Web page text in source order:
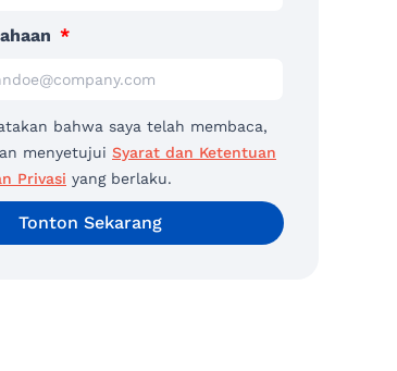
bahwa saya telah membaca,
menyetujui Syarat dan Ketentuan
Privasi yang berlaku.
Tonton Sekarang